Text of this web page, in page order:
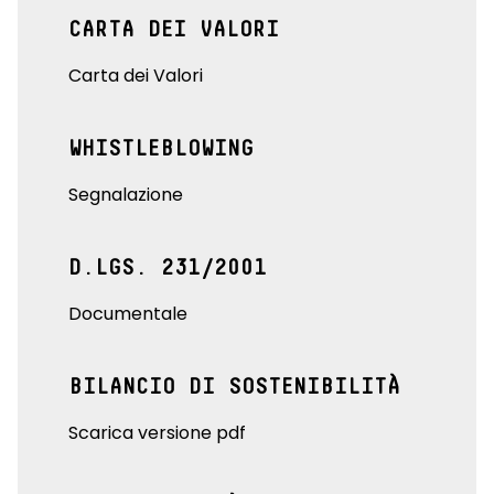
CARTA DEI VALORI
Carta dei Valori
WHISTLEBLOWING
Segnalazione
D.LGS. 231/2001
Documentale
BILANCIO DI SOSTENIBILITÀ
Scarica versione pdf